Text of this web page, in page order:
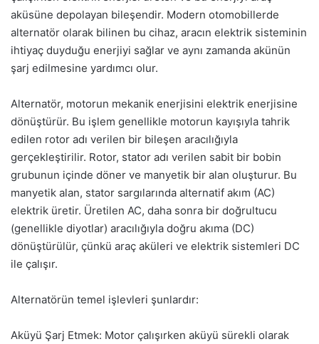
aküsüne depolayan bileşendir. Modern otomobillerde
alternatör olarak bilinen bu cihaz, aracın elektrik sisteminin
ihtiyaç duyduğu enerjiyi sağlar ve aynı zamanda akünün
şarj edilmesine yardımcı olur.
Alternatör, motorun mekanik enerjisini elektrik enerjisine
dönüştürür. Bu işlem genellikle motorun kayışıyla tahrik
edilen rotor adı verilen bir bileşen aracılığıyla
gerçekleştirilir. Rotor, stator adı verilen sabit bir bobin
grubunun içinde döner ve manyetik bir alan oluşturur. Bu
manyetik alan, stator sargılarında alternatif akım (AC)
elektrik üretir. Üretilen AC, daha sonra bir doğrultucu
(genellikle diyotlar) aracılığıyla doğru akıma (DC)
dönüştürülür, çünkü araç aküleri ve elektrik sistemleri DC
ile çalışır.
Alternatörün temel işlevleri şunlardır:
Aküyü Şarj Etmek: Motor çalışırken aküyü sürekli olarak